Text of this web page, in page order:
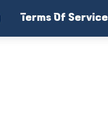
Terms Of Service